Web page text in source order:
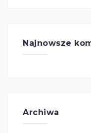
Najnowsze
Archiwa